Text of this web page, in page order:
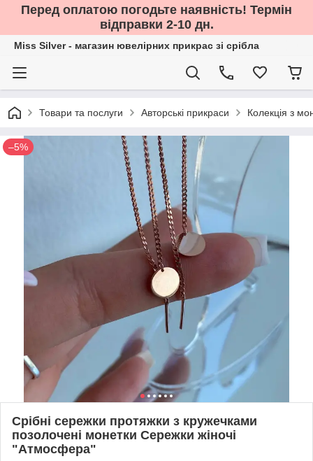
Перед оплатою погодьте наявність! Термін
відправки 2-10 дн.
Miss Silver - магазин ювелірних прикрас зі срібла
Товари та послуги Авторські прикраси Колекція з
–5%
Срібні сережки протяжки з кружечками
позолочені монетки Сережки жіночі
"Атмосфера"